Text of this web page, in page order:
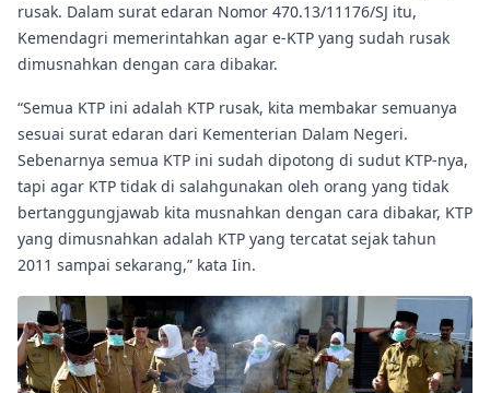
rusak. Dalam surat edaran Nomor 470.13/11176/SJ itu,
Kemendagri memerintahkan agar e-KTP yang sudah rusak
dimusnahkan dengan cara dibakar.
“Semua KTP ini adalah KTP rusak, kita membakar semuanya
sesuai surat edaran dari Kementerian Dalam Negeri.
Sebenarnya semua KTP ini sudah dipotong di sudut KTP-nya,
tapi agar KTP tidak di salahgunakan oleh orang yang tidak
bertanggungjawab kita musnahkan dengan cara dibakar, KTP
yang dimusnahkan adalah KTP yang tercatat sejak tahun
2011 sampai sekarang,” kata Iin.